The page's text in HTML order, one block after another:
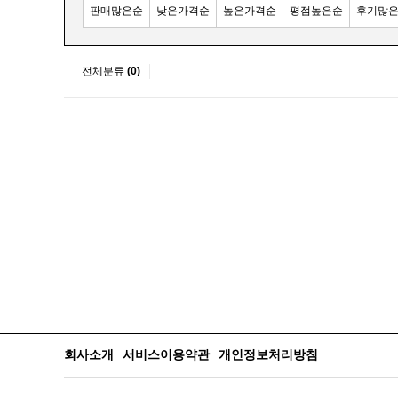
판매많은순 낮은가격순 높은가격순 평점높은순 후기많
전체분류 (0)
회사소개 서비스이용약관 개인정보처리방침